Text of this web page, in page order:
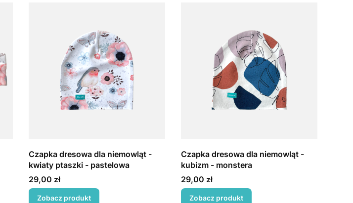
Czapka dresowa dla niemowląt -
kwiaty ptaszki - pastelowa
Cena
29,00 zł
Zobacz produkt
Czapka dresowa dla niemowląt -
kubizm - monstera
Cena
29,00 zł
Zobacz produkt